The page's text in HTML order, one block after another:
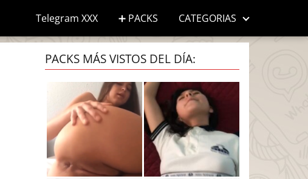
Telegram XXX ➕ PACKS CATEGORIAS
PACKS MÁS VISTOS DEL DÍA: